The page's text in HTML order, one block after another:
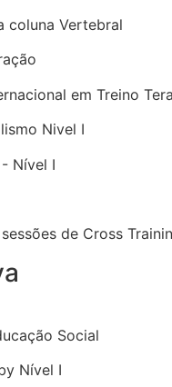
coluna Vertebral
em Treino
Nivel I
Nível I
de Cross
Social
Nível I